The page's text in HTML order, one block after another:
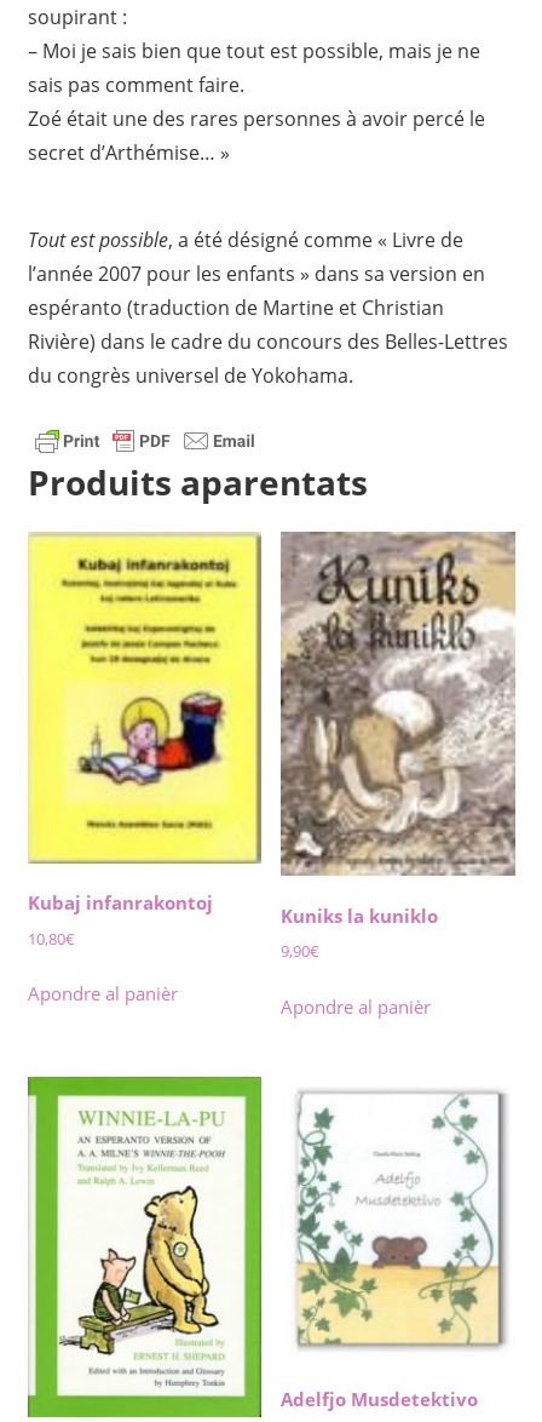
soupirant :
– Moi je sais bien que tout est possible, mais je ne
sais pas comment faire.
Zoé était une des rares personnes à avoir percé le
secret d’Arthémise… »
Tout est possible, a été désigné comme « Livre de
l’année 2007 pour les enfants » dans sa version en
espéranto (traduction de Martine et Christian
Rivière) dans le cadre du concours des Belles-Lettres
du congrès universel de Yokohama.
Produits aparentats
Kubaj infanrakontoj
10,80€
Apondre al panièr
Kuniks la kuniklo
9,90€
Apondre al panièr
Adelfjo Musdetektivo